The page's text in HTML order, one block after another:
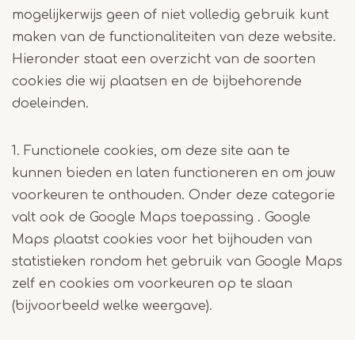
mogelijkerwijs geen of niet volledig gebruik kunt
maken van de functionaliteiten van deze website.
Hieronder staat een overzicht van de soorten
cookies die wij plaatsen en de bijbehorende
doeleinden.
1. Functionele cookies, om deze site aan te
kunnen bieden en laten functioneren en om jouw
voorkeuren te onthouden. Onder deze categorie
valt ook de Google Maps toepassing . Google
Maps plaatst cookies voor het bijhouden van
statistieken rondom het gebruik van Google Maps
zelf en cookies om voorkeuren op te slaan
(bijvoorbeeld welke weergave).